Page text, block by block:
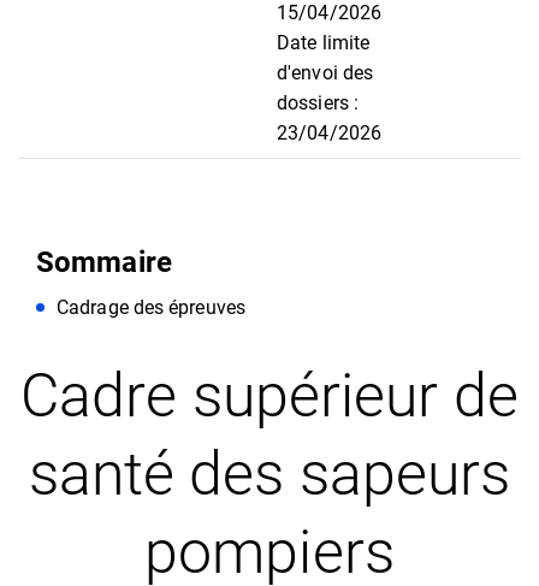
15/04/2026
Date limite
d'envoi des
dossiers :
23/04/2026
Sommaire
Cadrage des épreuves
Cadre supérieur de
santé des sapeurs
pompiers